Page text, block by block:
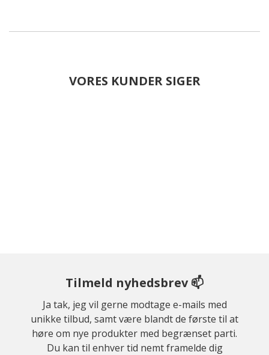
VORES KUNDER SIGER
Tilmeld nyhedsbrev 📫
Ja tak, jeg vil gerne modtage e-mails med
unikke tilbud, samt være blandt de første til at
høre om nye produkter med begrænset parti.
Du kan til enhver tid nemt framelde dig